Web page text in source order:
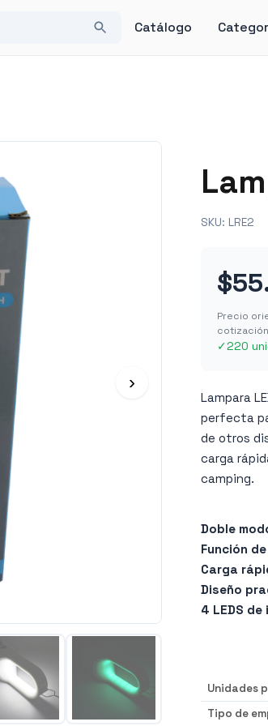
Catálogo
›
SKU: LRE2
Precio
✓220
Lampara
perfecta
de otros
carga
camping.
Doble
Función
Carga
Diseño
4 LEDS
Unidades
Tipo de